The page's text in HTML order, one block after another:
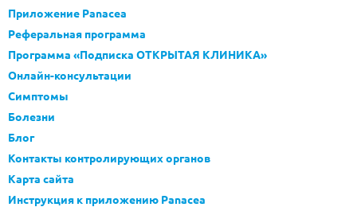
Приложение Panacea
Реферальная программа
Программа «Подписка ОТКРЫТАЯ КЛИНИКА»
Онлайн-консультации
Симптомы
Болезни
Блог
Контакты контролирующих органов
Карта сайта
Инструкция к приложению Panacea